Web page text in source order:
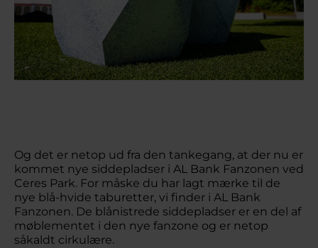
Og det er netop ud fra den tankegang, at der nu er
kommet nye siddepladser i AL Bank Fanzonen ved
Ceres Park. For måske du har lagt mærke til de
nye blå-hvide taburetter, vi finder i AL Bank
Fanzonen. De blånistrede siddepladser er en del af
møblementet i den nye fanzone og er netop
såkaldt cirkulære.